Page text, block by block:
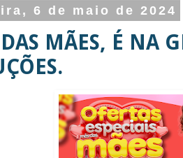
6 de maio de 2024
MÃES, É NA